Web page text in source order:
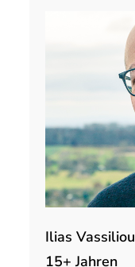
Ilias
15+ Jahren